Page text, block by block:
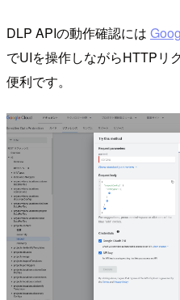
DLP APIの動作確認には
でUIを操作しながらHTTPリ
便利です。